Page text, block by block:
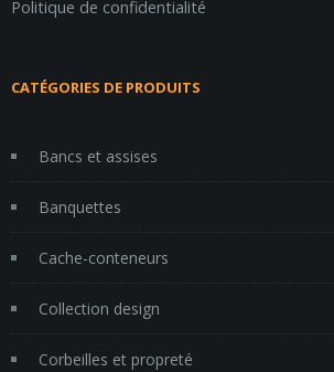
Politique de confidentialité
CATÉGORIES DE PRODUITS
Bancs et assises
Banquettes
Cache-conteneurs
Collection design
Corbeilles et propreté